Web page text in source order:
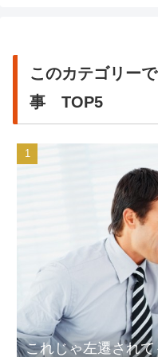
このカテゴリー
事 TOP5
これじゃ左遷され